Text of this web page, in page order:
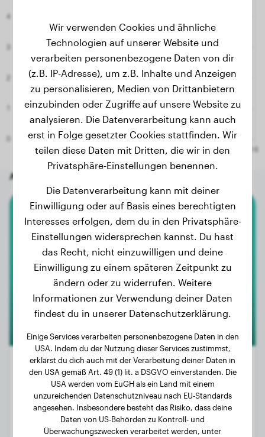
Andere zufällige Hunde
Chow Chow
Ulis
Gewicht:
16 kg
Alter:
2 Jahre, 9 Monate
Geschlecht:
Rüde
Wir verwenden Cookies und ähnliche
Technologien auf unserer Website und
verarbeiten personenbezogene Daten von dir
(z.B. IP-Adresse), um z.B. Inhalte und Anzeigen
zu personalisieren, Medien von Drittanbietern
einzubinden oder Zugriffe auf unsere Website zu
analysieren. Die Datenverarbeitung kann auch
erst in Folge gesetzter Cookies stattfinden. Wir
teilen diese Daten mit Dritten, die wir in den
Privatsphäre-Einstellungen benennen.
Die Datenverarbeitung kann mit deiner
Einwilligung oder auf Basis eines berechtigten
Interesses erfolgen, dem du in den Privatsphäre-
Einstellungen widersprechen kannst. Du hast
das Recht, nicht einzuwilligen und deine
Einwilligung zu einem späteren Zeitpunkt zu
ändern oder zu widerrufen. Weitere
Informationen zur Verwendung deiner Daten
findest du in unserer Datenschutzerklärung.
Einige Services verarbeiten personenbezogene Daten in den
USA. Indem du der Nutzung dieser Services zustimmst,
erklärst du dich auch mit der Verarbeitung deiner Daten in
den USA gemäß Art. 49 (1) lit. a DSGVO einverstanden. Die
USA werden vom EuGH als ein Land mit einem
unzureichenden Datenschutzniveau nach EU-Standards
angesehen. Insbesondere besteht das Risiko, dass deine
Daten von US-Behörden zu Kontroll- und
Überwachungszwecken verarbeitet werden, unter